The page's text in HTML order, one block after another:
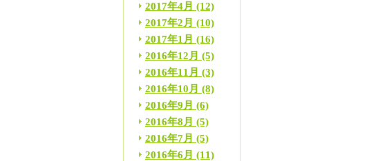
2017年4月 (12)
2017年2月 (10)
2017年1月 (16)
2016年12月 (5)
2016年11月 (3)
2016年10月 (8)
2016年9月 (6)
2016年8月 (5)
2016年7月 (5)
2016年6月 (11)